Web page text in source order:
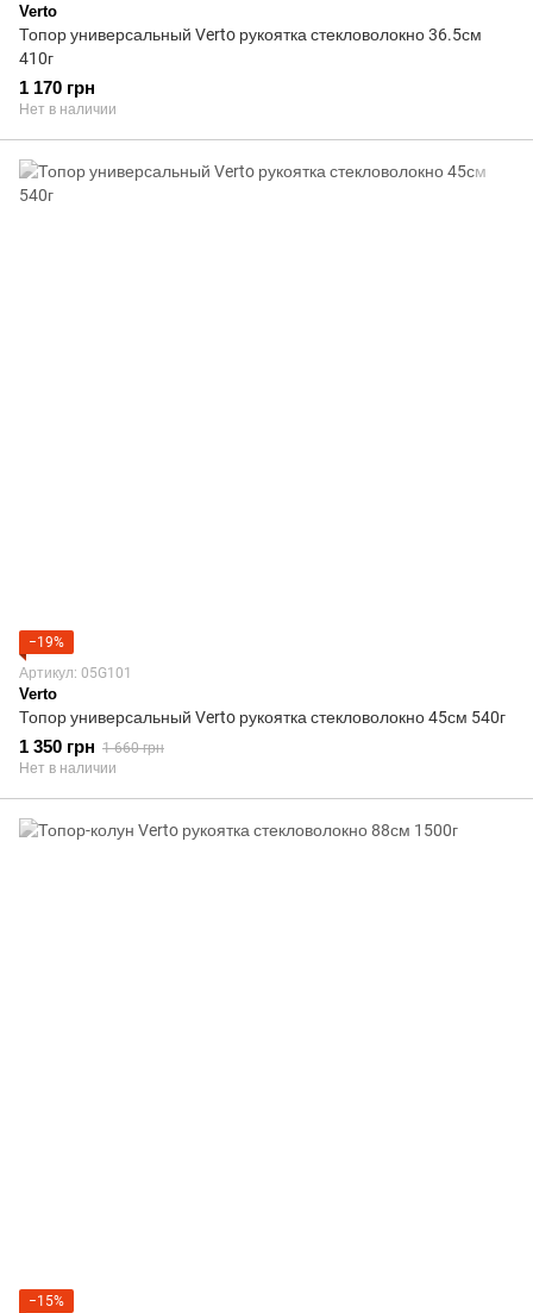
Verto
Топор универсальный Verto рукоятка стекловолокно 36.5см
410г
1 170 грн
Нет в наличии
−19%
Артикул: 05G101
Verto
Топор универсальный Verto рукоятка стекловолокно 45см 540г
1 350 грн 1 660 грн
Нет в наличии
−15%